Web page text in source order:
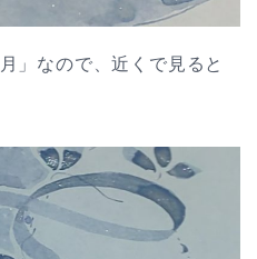
」なので、近くで見ると